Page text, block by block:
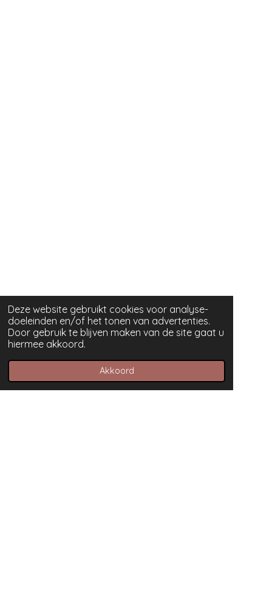
Deze website gebruikt cookies voor analyse-
doeleinden en/of het tonen van advertenties.
Door gebruik te blijven maken van de site gaat u
hiermee akkoord.
Akkoord